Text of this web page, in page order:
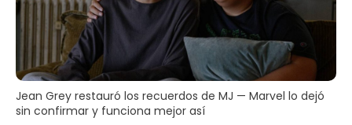
Jean Grey restauró los recuerdos de MJ — Marvel lo dejó
sin confirmar y funciona mejor así